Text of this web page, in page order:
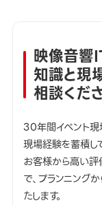
映像音響
知識と現
相談くだ
30年間イベント現
現場経験を蓄積し
お客様から高い
で、プランニング
たします。